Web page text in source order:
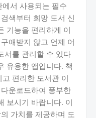
서 사용되는 필수
색부터 희망 도서 신
기능을 편리하게 이
애받지 않고 언제 어
서를 관리할 수 있다
유용한 앱입니다. 책
편리한 도서관 이
운로드하여 풍부한
보시기 바랍니다. 이
가치를 제공하며 도